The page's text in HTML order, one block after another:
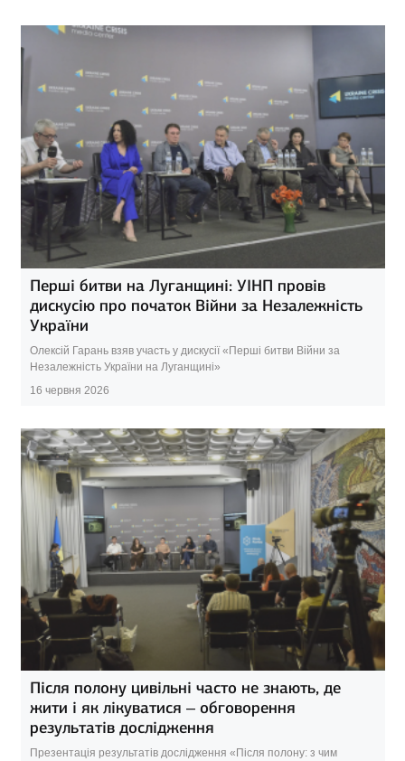
Перші битви на Луганщині: УІНП провів
дискусію про початок Війни за Незалежність
України
Олексій Гарань взяв участь у дискусії «Перші битви Війни за
Незалежність України на Луганщині»
16 червня 2026
Після полону цивільні часто не знають, де
жити і як лікуватися – обговорення
результатів дослідження
Презентація результатів дослідження «Після полону: з чим